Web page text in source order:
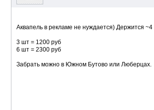
Аквапель в рекламе не нуждается) Держится
3 шт = 1200 руб
6 шт = 2300 руб
Забрать можно в Южном Бутово или Люберцах.